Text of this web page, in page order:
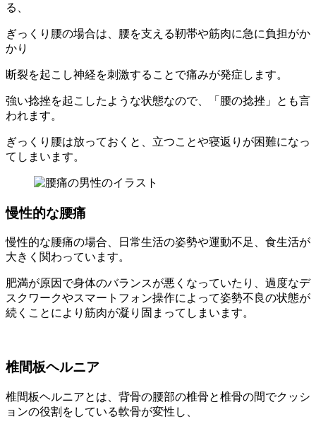
る、
ぎっくり腰の場合は、腰を支える靭帯や筋肉に急に負担がか
かり
断裂を起こし神経を刺激することで痛みが発症します。
強い捻挫を起こしたような状態なので、「腰の捻挫」とも言
われます。
ぎっくり腰は放っておくと、立つことや寝返りが困難になっ
てしまいます。
慢性的な腰痛
慢性的な腰痛の場合、日常生活の姿勢や運動不足、食生活が
大きく関わっています。
肥満が原因で身体のバランスが悪くなっていたり、過度なデ
スクワークやスマートフォン操作によって姿勢不良の状態が
続くことにより筋肉が凝り固まってしまいます。
椎間板ヘルニア
椎間板ヘルニアとは、背骨の腰部の椎骨と椎骨の間でクッシ
ョンの役割をしている軟骨が変性し、